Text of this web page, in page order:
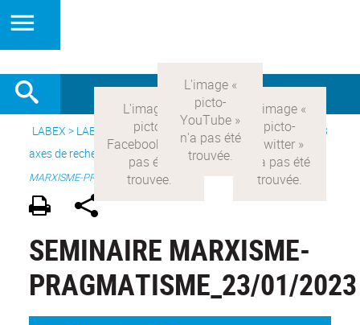
LABEX > LABEX COMOD> Version française > Recherche >
3
axes de recherche>Axe 3 : l’Etat et les citoyens > SEMINAIRE
MARXISME-PRAGMATIISME
SEMINAIRE MARXISME-
PRAGMATISME_23/01/2023